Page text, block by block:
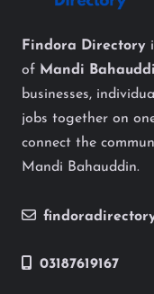
Findora Directory
of Mandi
businesses,
jobs together on
connect the
Mandi Bahauddin.
03187619167